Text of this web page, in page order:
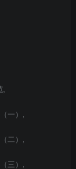
,
一）,
二）,
三）,